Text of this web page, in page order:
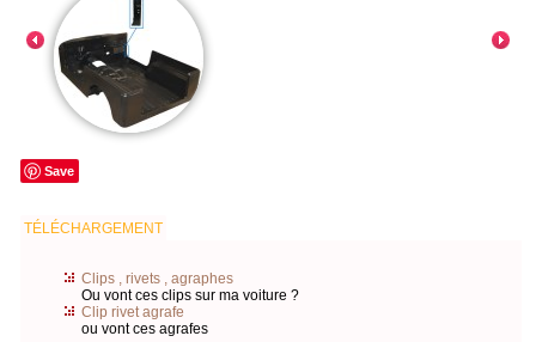
Save
TÉLÉCHARGEMENT
Clips , rivets , agraphes
Ou vont ces clips sur ma voiture ?
Clip rivet agrafe
ou vont ces agrafes